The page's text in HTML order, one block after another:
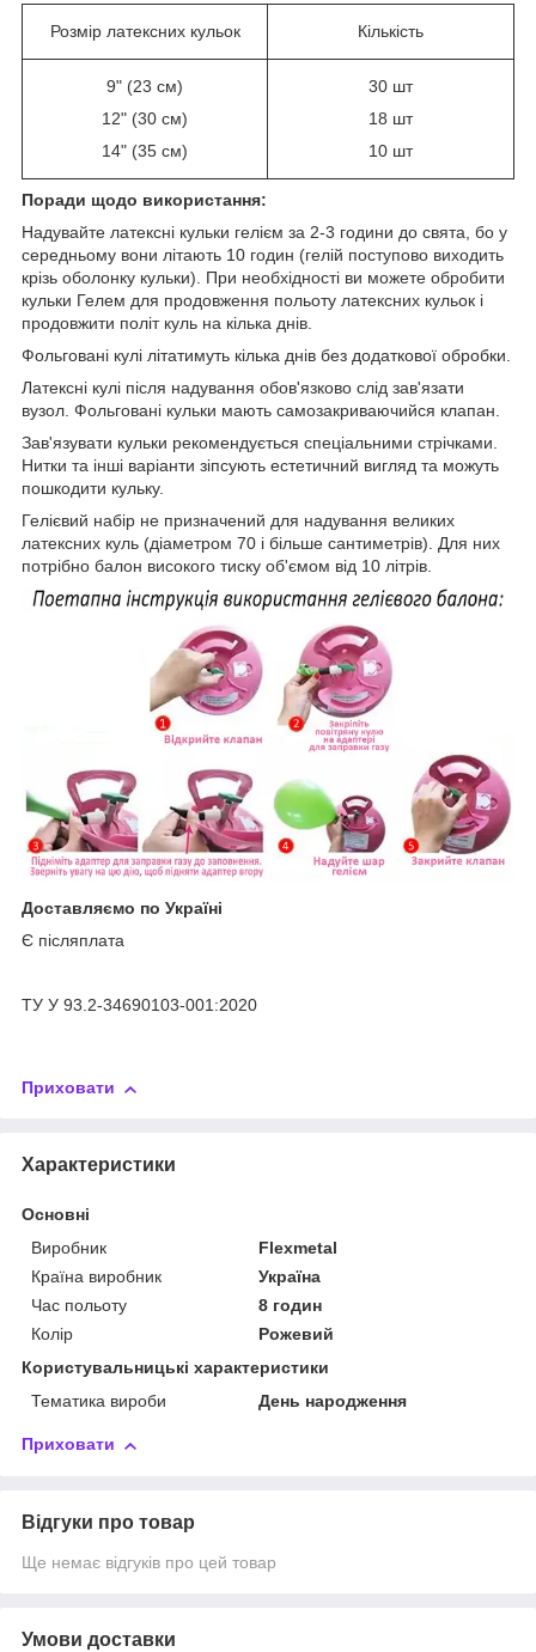
Розмір латексних кульок Кількість
9" (23 см)
12" (30 см)
14" (35 см)
30 шт
18 шт
10 шт
Поради щодо використання:
Надувайте латексні кульки гелієм за 2-3 години до свята, бо у
середньому вони літають 10 годин (гелій поступово виходить
крізь оболонку кульки). При необхідності ви можете обробити
кульки Гелем для продовження польоту латексних кульок і
продовжити політ куль на кілька днів.
Фольговані кулі літатимуть кілька днів без додаткової обробки.
Латексні кулі після надування обов'язково слід зав'язати
вузол. Фольговані кульки мають самозакриваючийся клапан.
Зав'язувати кульки рекомендується спеціальними стрічками.
Нитки та інші варіанти зіпсують естетичний вигляд та можуть
пошкодити кульку.
Гелієвий набір не призначений для надування великих
латексних куль (діаметром 70 і більше сантиметрів). Для них
потрібно балон високого тиску об'ємом від 10 літрів.
Доставляємо по Україні
Є післяплата
ТУ У 93.2-34690103-001:2020
Приховати
Характеристики
Основні
Виробник
Flexmetal
Країна виробник
Україна
Час польоту
8 годин
Колір
Рожевий
Користувальницькі характеристики
Тематика вироби
День народження
Приховати
Відгуки про товар
Ще немає відгуків про цей товар
Умови доставки